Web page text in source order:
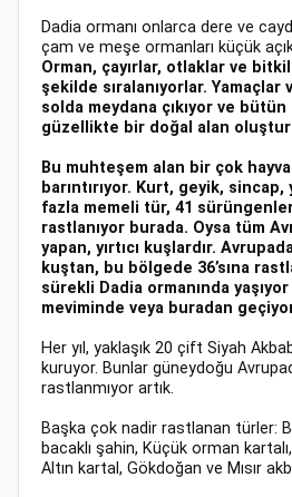
Dadia ormanı onlarca dere ve
çam ve meşe ormanları küçük
Orman, çayırlar, otlaklar ve
şekilde sıralanıyorlar. Yamaçlar
solda meydana çıkıyor ve
güzellikte bir doğal alan
Bu muhteşem alan bir çok
barıntırıyor. Kurt, geyik, sincap,
fazla memeli tür, 41
rastlanıyor burada. Oysa tüm
yapan, yırtıcı kuşlardır.
kuştan, bu bölgede 36’sına
sürekli Dadia ormanında
meviminde veya buradan
Her yıl, yaklaşık 20 çift Siyah
kuruyor. Bunlar güneydoğu
rastlanmıyor artık.
Başka çok nadir rastlanan türler:
bacaklı şahin, Küçük orman kartalı,
Altın kartal, Gökdoğan ve Mısır